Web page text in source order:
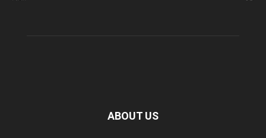
ABOUT US